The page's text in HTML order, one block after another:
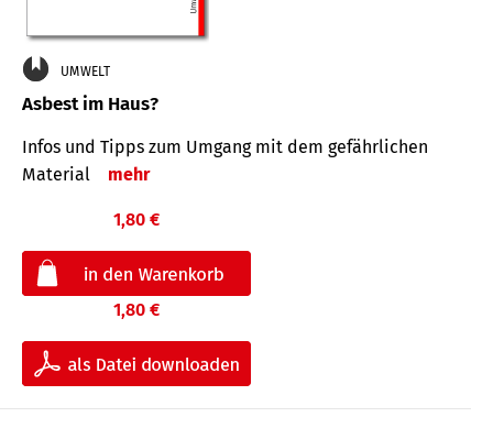
UMWELT
Asbest im Haus?
Infos und Tipps zum Um­gang mit dem ge­fähr­lichen
Mate­rial
mehr
1,80 €
1,80 €